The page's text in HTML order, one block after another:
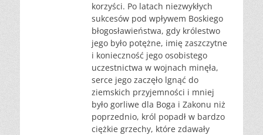
korzyści. Po latach niezwykłych
sukcesów pod wpływem Boskiego
błogosławieństwa, gdy królestwo
jego było potężne, imię zaszczytne
i konieczność jego osobistego
uczestnictwa w wojnach minęła,
serce jego zaczęło lgnąć do
ziemskich przyjemności i mniej
było gorliwe dla Boga i Zakonu niż
poprzednio, król popadł w bardzo
ciężkie grzechy, które zdawały